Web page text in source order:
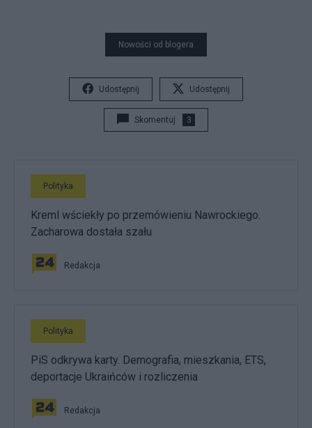
Nowości od blogera
Udostępnij Udostępnij
Skomentuj 3
Polityka
Kreml wściekły po przemówieniu Nawrockiego.
Zacharowa dostała szału
Redakcja
Polityka
PiS odkrywa karty. Demografia, mieszkania, ETS,
deportacje Ukraińców i rozliczenia
Redakcja